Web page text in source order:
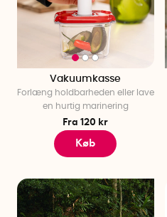
Vakuumkasse
Forlæng holdbarheden eller lave
en hurtig marinering
Fra 120 kr
Køb